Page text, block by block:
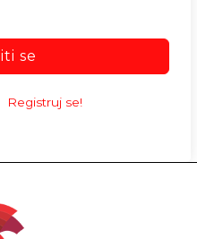
se
Registruj se!